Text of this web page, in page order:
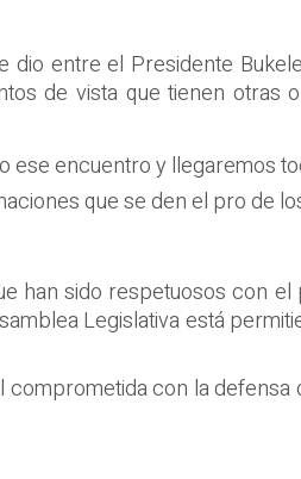
dio entre el Presidente
de vista que tienen otras
ese encuentro y llegaremos
que se den el pro de
han sido respetuosos con
Legislativa está
comprometida con la